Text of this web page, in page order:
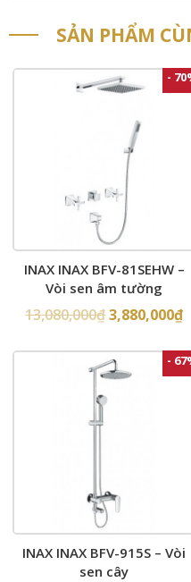
SẢN PHẨM
-
INAX INAX BFV-81SEHW –
Vòi sen âm tường
13,080,000₫3,880,000₫
-
INAX INAX BFV-915S – Vòi
sen cây